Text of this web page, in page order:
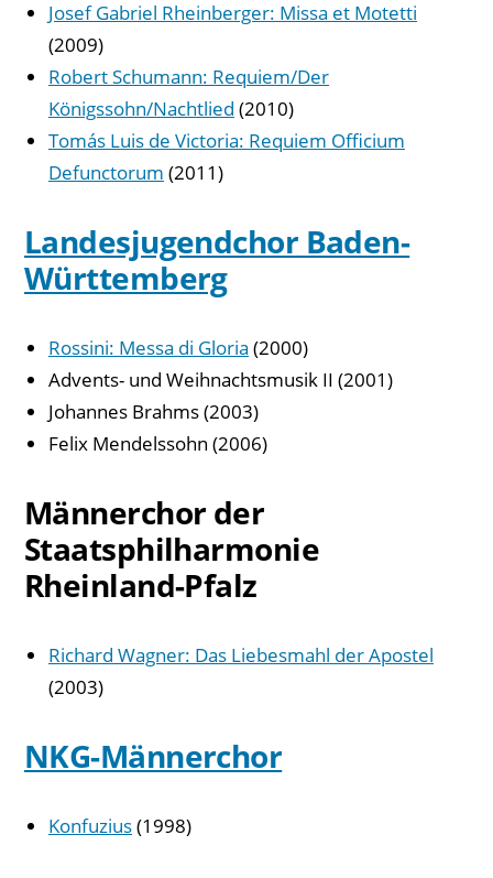
Josef Gabriel Rheinberger: Missa et Motetti
(2009)
Robert Schumann: Requiem/Der
Königssohn/Nachtlied (2010)
Tomás Luis de Victoria: Requiem Officium
Defunctorum (2011)
Landesjugendchor Baden-
Württemberg
Rossini: Messa di Gloria (2000)
Advents- und Weihnachtsmusik II (2001)
Johannes Brahms (2003)
Felix Mendelssohn (2006)
Männerchor der
Staatsphilharmonie
Rheinland-Pfalz
Richard Wagner: Das Liebesmahl der Apostel
(2003)
NKG-Männerchor
Konfuzius(1998)